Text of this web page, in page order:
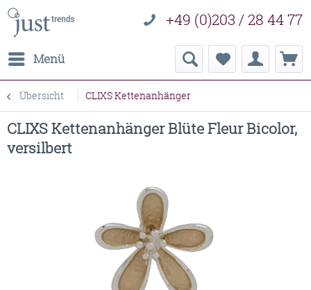
+49 (0)203 / 28 44 77
Menü
Übersicht CLIXS Kettenanhänger
CLIXS Kettenanhänger Blüte Fleur Bicolor,
versilbert